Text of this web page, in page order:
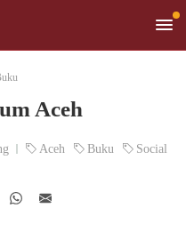
Aceh
Aceh Buku Social